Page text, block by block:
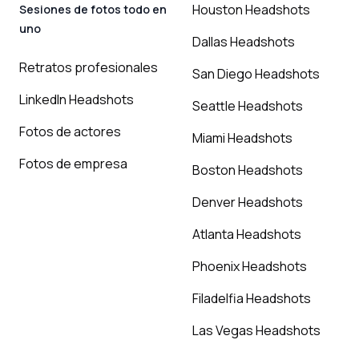
Sesiones de fotos todo en
uno
Retratos profesionales
LinkedIn Headshots
Fotos de actores
Fotos de empresa
Houston Headshots
Dallas Headshots
San Diego Headshots
Seattle Headshots
Miami Headshots
Boston Headshots
Denver Headshots
Atlanta Headshots
Phoenix Headshots
Filadelfia Headshots
Las Vegas Headshots